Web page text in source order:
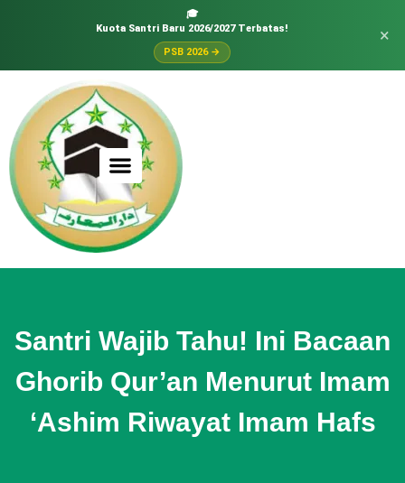
🎓
Kuota Santri Baru 2026/2027 Terbatas!
PSB 2026 →
×
Santri Wajib Tahu! Ini Bacaan
Ghorib Qur’an Menurut Imam
‘Ashim Riwayat Imam Hafs